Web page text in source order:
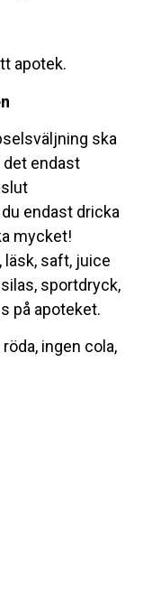
apotek.
ska
endast
endast dricka
mycket!
läsk, saft, juice
sportdryck,
på apoteket.
ingen cola,